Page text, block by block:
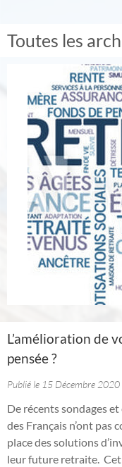
Toutes les
L’amélioration de
pensée ?
Publié le 15 Décembre 2020
De récents sondages
des Français n’ont pas
place des solutions
leur future retraite.